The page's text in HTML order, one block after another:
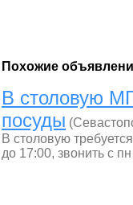
Похожие
В столовую
посуды
В столовую
до 17:00, звонить с